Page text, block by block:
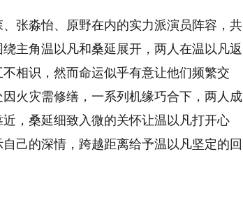
张淼怡、原野在内的实力派演员阵容，共
主角温以凡和桑延展开，两人在温以凡返
相识，然而命运似乎有意让他们频繁交
火灾需修缮，一系列机缘巧合下，两人成
，桑延细致入微的关怀让温以凡打开心
己的深情，跨越距离给予温以凡坚定的回